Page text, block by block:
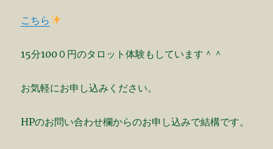
こちら
15分100０円のタロット体験もしています＾＾
お気軽にお申し込みください。
HPのお問い合わせ欄からのお申し込みで結構です。